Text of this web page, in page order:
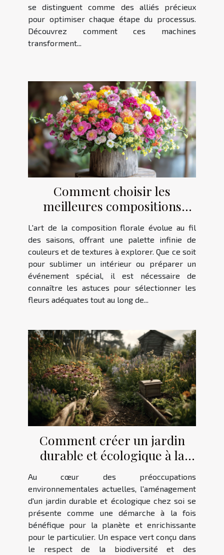
se distinguent comme des alliés précieux
pour optimiser chaque étape du processus.
Découvrez comment ces machines
transforment...
Comment choisir les
meilleures compositions
florales pour chaque saison ?
L'art de la composition florale évolue au fil
des saisons, offrant une palette infinie de
couleurs et de textures à explorer. Que ce soit
pour sublimer un intérieur ou préparer un
événement spécial, il est nécessaire de
connaître les astuces pour sélectionner les
fleurs adéquates tout au long de...
Comment créer un jardin
durable et écologique à la
maison
Au cœur des préoccupations
environnementales actuelles, l'aménagement
d'un jardin durable et écologique chez soi se
présente comme une démarche à la fois
bénéfique pour la planète et enrichissante
pour le particulier. Un espace vert conçu dans
le respect de la biodiversité et des